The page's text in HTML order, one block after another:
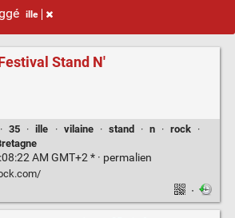
ille
Stand N'
· 35 · ille · vilaine · stand · n · rock ·
AM GMT+2 * · permalien
·